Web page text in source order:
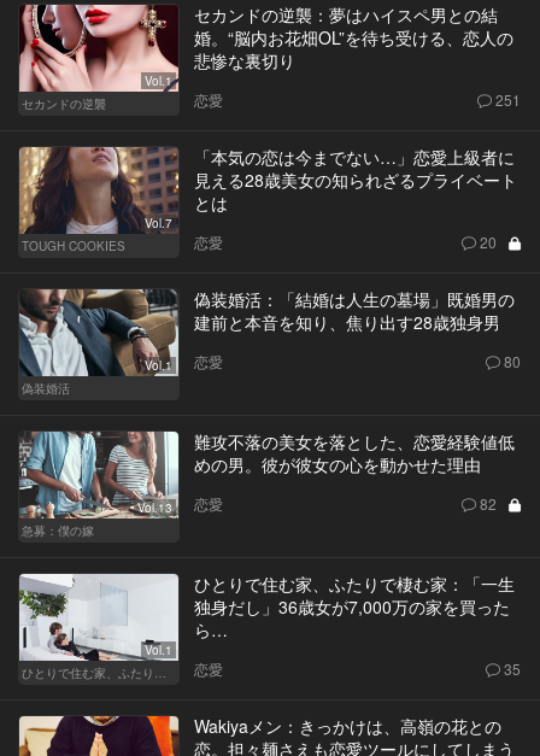
Vol.1
セカンドの逆襲
セカンドの逆襲：夢はハイスペ男との結
婚。“脳内お花畑OL”を待ち受ける、恋人の
悲惨な裏切り
恋愛 251
Vol.7
TOUGH COOKIES
「本気の恋は今までない…」恋愛上級者に
見える28歳美女の知られざるプライベート
とは
恋愛 20
Vol.1
偽装婚活
偽装婚活：「結婚は人生の墓場」既婚男の
建前と本音を知り、焦り出す28歳独身男
恋愛 80
Vol.13
急募：僕の嫁
難攻不落の美女を落とした、恋愛経験値低
めの男。彼が彼女の心を動かせた理由
恋愛 82
Vol.1
ひとりで住む家、ふたりで棲む家：「一生
独身だし」36歳女が7,000万の家を買った
ら…
恋愛 35
Wakiyaメン：きっかけは、高嶺の花との
恋。担々麺さえも恋愛ツールにしてしまう